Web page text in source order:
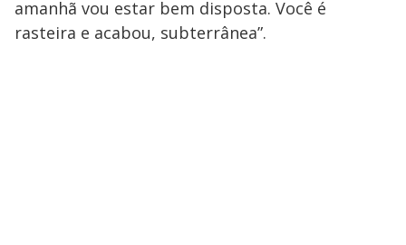
amanhã vou estar bem disposta. Você é
rasteira e acabou, subterrânea”.